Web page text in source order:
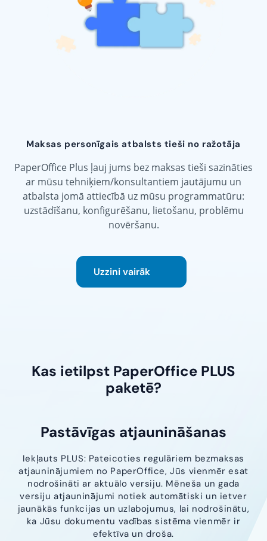
Maksas personīgais atbalsts tieši no ražotāja
PaperOffice Plus ļauj jums bez maksas tieši sazināties
ar mūsu tehniķiem/konsultantiem jautājumu un
atbalsta jomā attiecībā uz mūsu programmatūru:
uzstādīšanu, konfigurēšanu, lietošanu, problēmu
novēršanu.
Uzzini vairāk
Kas ietilpst PaperOffice PLUS
paketē?
Pastāvīgas atjaunināšanas
Iekļauts PLUS: Pateicoties regulāriem bezmaksas
atjauninājumiem no PaperOffice, Jūs vienmēr esat
nodrošināti ar aktuālo versiju. Mēneša un gada
versiju atjauninājumi notiek automātiski un ietver
jaunākās funkcijas un uzlabojumus, lai nodrošinātu,
ka Jūsu dokumentu vadības sistēma vienmēr ir
efektīva un droša.